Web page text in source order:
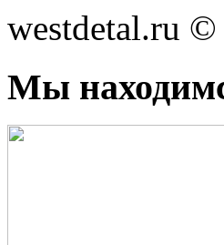
westdetal.ru
Мы